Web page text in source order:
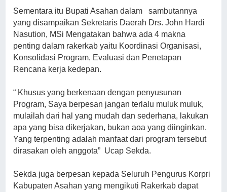
Sementara itu Bupati Asahan dalam sambutannya
yang disampaikan Sekretaris Daerah Drs. John Hardi
Nasution, MSi Mengatakan bahwa ada 4 makna
penting dalam rakerkab yaitu Koordinasi Organisasi,
Konsolidasi Program, Evaluasi dan Penetapan
Rencana kerja kedepan.
“ Khusus yang berkenaan dengan penyusunan
Program, Saya berpesan jangan terlalu muluk muluk,
mulailah dari hal yang mudah dan sederhana, lakukan
apa yang bisa dikerjakan, bukan aoa yang diinginkan.
Yang terpenting adalah manfaat dari program tersebut
dirasakan oleh anggota” Ucap Sekda.
Sekda juga berpesan kepada Seluruh Pengurus Korpri
Kabupaten Asahan yang mengikuti Rakerkab dapat